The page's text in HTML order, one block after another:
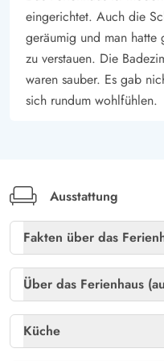
breiten Sandstrände laden
Bernstein sammeln ein. Mit
Dünenlandschaft
an einer Robbensafari bei
Die Insel bietet außerdem
eingerichtet. Auch die
geräumig und man hatte
zu verstauen. Die
waren sauber. Es gab
sich rundum wohlfühlen.
Ausstattung
Fakten über das
Gratis internet
Kaminofen
Über das Ferienhaus
Gartenmöbel
Küche